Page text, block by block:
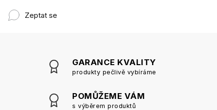
Zeptat se
GARANCE KVALITY
produkty pečlivě vybíráme
POMŮŽEME VÁM
s výběrem produktů